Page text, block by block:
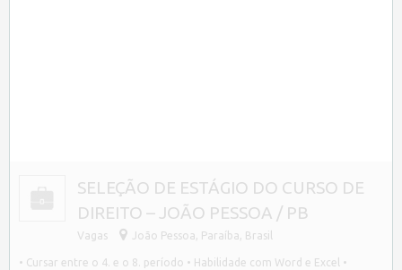
SELEÇÃO DE ESTÁGIO DO CURSO DE
DIREITO – JOÃO PESSOA / PB
Vagas João Pessoa, Paraíba, Brasil
• Cursar entre o 4. e o 8. período • Habilidade com Word e Excel •